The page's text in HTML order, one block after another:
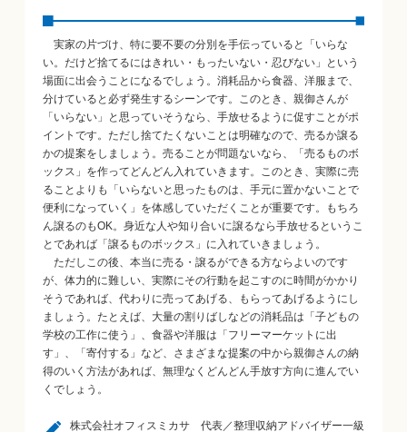
実家の片づけ、特に要不要の分別を手伝っていると「いらな
い。だけど捨てるにはきれい・もったいない・忍びない」という
場面に出会うことになるでしょう。消耗品から食器、洋服まで、
分けていると必ず発生するシーンです。このとき、親御さんが
「いらない」と思っていそうなら、手放せるように促すことがポ
イントです。ただし捨てたくないことは明確なので、売るか譲る
かの提案をしましょう。売ることが問題ないなら、「売るものボ
ックス」を作ってどんどん入れていきます。このとき、実際に売
ることよりも「いらないと思ったものは、手元に置かないことで
便利になっていく」を体感していただくことが重要です。もちろ
ん譲るのもOK。身近な人や知り合いに譲るなら手放せるというこ
とであれば「譲るものボックス」に入れていきましょう。
ただしこの後、本当に売る・譲るができる方ならよいのです
が、体力的に難しい、実際にその行動を起こすのに時間がかかり
そうであれば、代わりに売ってあげる、もらってあげるようにし
ましょう。たとえば、大量の割りばしなどの消耗品は「子どもの
学校の工作に使う」、食器や洋服は「フリーマーケットに出
す」、「寄付する」など、さまざまな提案の中から親御さんの納
得のいく方法があれば、無理なくどんどん手放す方向に進んでい
くでしょう。
株式会社オフィスミカサ 代表／整理収納アドバイザー一級